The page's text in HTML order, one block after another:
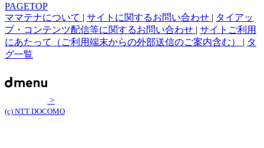
PAGETOP
ママテナについて | サイトに関するお問い合わせ | タイアッ
プ・コンテンツ配信等に関するお問い合わせ | サイトご利用
にあたって（ご利用端末からの外部送信のご案内含む） | タ
グ一覧
>
(c) NTT DOCOMO